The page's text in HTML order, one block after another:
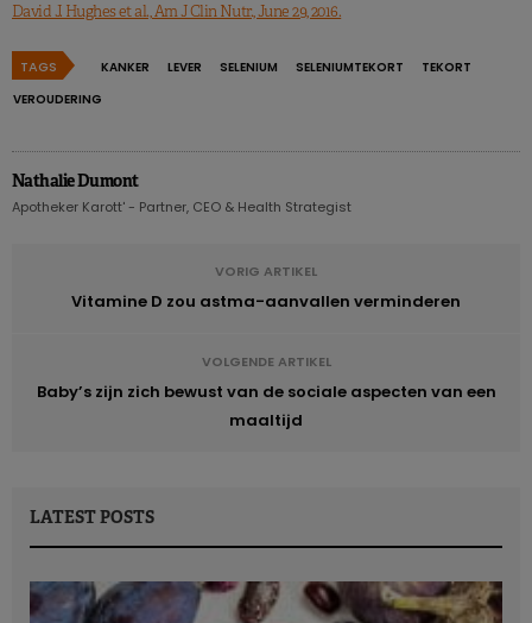
David J. Hughes et al., Am J Clin Nutr., June 29, 2016.
TAGS KANKER LEVER SELENIUM SELENIUMTEKORT
TEKORT
VEROUDERING
Nathalie Dumont
Apotheker Karott' - Partner, CEO & Health Strategist
VORIG ARTIKEL
Vitamine D zou astma-aanvallen verminderen
VOLGENDE ARTIKEL
Baby’s zijn zich bewust van de sociale aspecten van een
maaltijd
LATEST POSTS